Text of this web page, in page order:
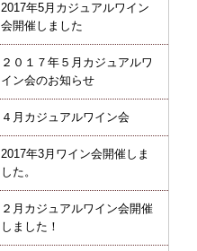
2017年5月カジュアルワイン
会開催しました
２０１７年５月カジュアルワ
イン会のお知らせ
４月カジュアルワイン会
2017年3月ワイン会開催しま
した。
２月カジュアルワイン会開催
しました！